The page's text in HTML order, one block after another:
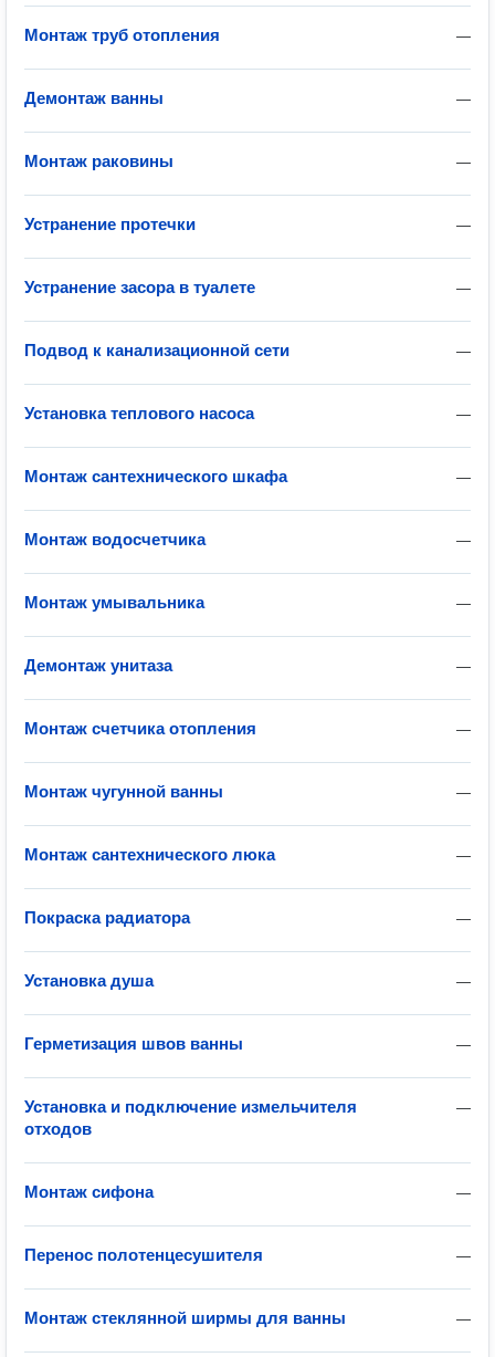
—
Монтаж труб отопления
—
Демонтаж ванны
—
Монтаж раковины
—
Устранение протечки
—
Устранение засора в туалете
—
Подвод к канализационной сети
—
Установка теплового насоса
—
Монтаж сантехнического шкафа
—
Монтаж водосчетчика
—
Монтаж умывальника
—
Демонтаж унитаза
—
Монтаж счетчика отопления
—
Монтаж чугунной ванны
—
Монтаж сантехнического люка
—
Покраска радиатора
—
Установка душа
—
Герметизация швов ванны
—
Установка и подключение измельчителя
отходов
—
Монтаж сифона
—
Перенос полотенцесушителя
—
Монтаж стеклянной ширмы для ванны